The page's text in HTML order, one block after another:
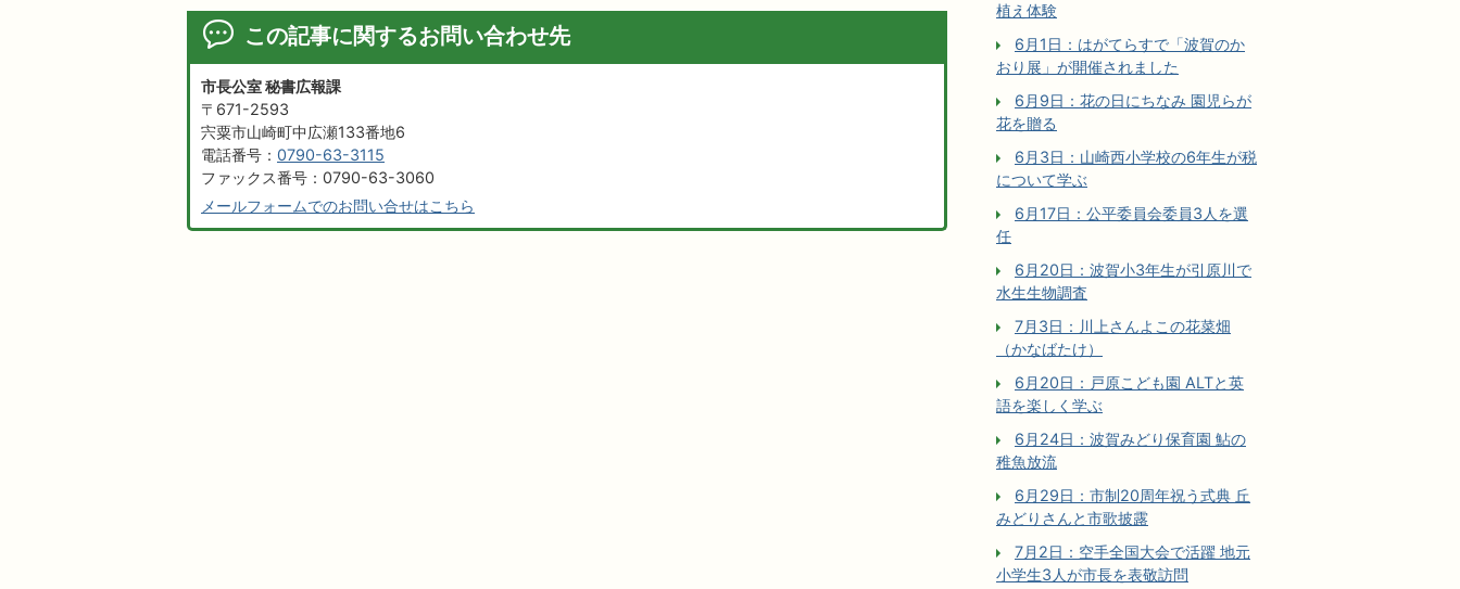
この記事に関するお問い合わせ先
市長公室 秘書広報課
〒671-2593
宍粟市山崎町中広瀬133番地6
電話番号： 0790-63-3115
ファックス番号：0790-63-3060
メールフォームでのお問い合せはこちら
植え体験
6月1日：はがてらすで「波賀のか
おり展」が開催されました
6月9日：花の日にちなみ 園児らが
花を贈る
6月3日：山崎西小学校の6年生が税
について学ぶ
6月17日：公平委員会委員3人を選
任
6月20日：波賀小3年生が引原川で
水生生物調査
7月3日：川上さんよこの花菜畑
（かなばたけ）
6月20日：戸原こども園 ALTと英
語を楽しく学ぶ
6月24日：波賀みどり保育園 鮎の
稚魚放流
6月29日：市制20周年祝う式典 丘
みどりさんと市歌披露
7月2日：空手全国大会で活躍 地元
小学生3人が市長を表敬訪問